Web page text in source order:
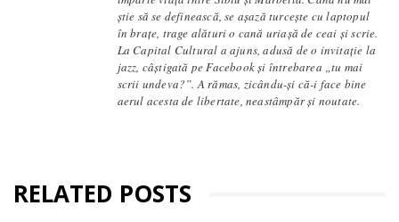
știe să se definească, se aşază turcește cu laptopul
în brațe, trage alături o cană uriașă de ceai și scrie.
La Capital Cultural a ajuns, adusă de o invitație la
jazz, câștigată pe Facebook și întrebarea „tu mai
scrii undeva?”. A rămas, zicându-și că-i face bine
aerul acesta de libertate, neastâmpăr și noutate.
RELATED POSTS